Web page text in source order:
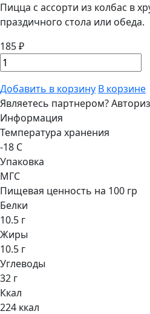
Пицца с ассорти из колбас в
праздичного стола или обеда.
185 ₽
Добавить в корзину В корзине
Являетесь партнером?
Информация
Температура хранения
-18 С
Упаковка
МГС
Пищевая ценность на 100 гр
Белки
10.5 г
Жиры
10.5 г
Углеводы
32 г
Ккал
224 ккал